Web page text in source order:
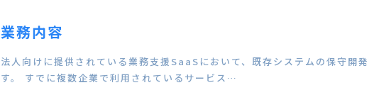
業務内容
法人向けに提供されている業務支援SaaSにおいて、既存システムの保守開
す。 すでに複数企業で利用されているサービス…